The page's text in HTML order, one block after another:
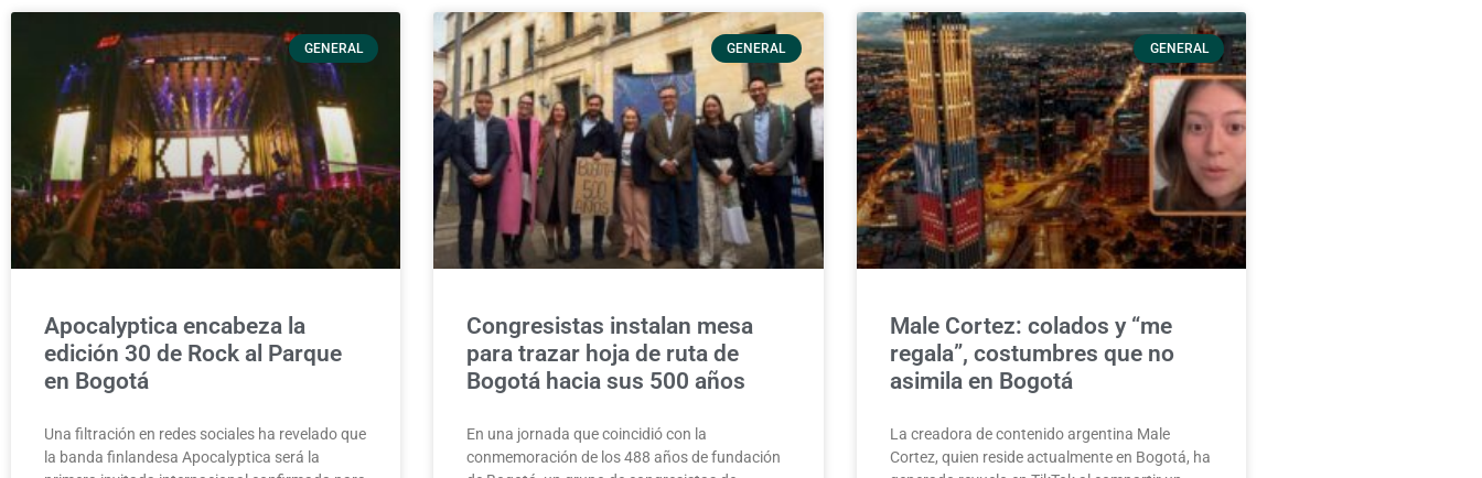
GENERAL
Apocalyptica encabeza la
edición 30 de Rock al Parque
en Bogotá
Una filtración en redes sociales ha revelado que
la banda finlandesa Apocalyptica será la
GENERAL
Congresistas instalan mesa
para trazar hoja de ruta de
Bogotá hacia sus 500 años
En una jornada que coincidió con la
conmemoración de los 488 años de fundación
GENERAL
Male Cortez: colados y “me
regala”, costumbres que no
asimila en Bogotá
La creadora de contenido argentina Male
Cortez, quien reside actualmente en Bogotá, ha